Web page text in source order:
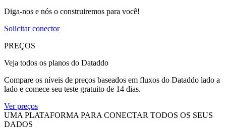
Diga-nos e nós o construiremos para você!
Solicitar conector
PREÇOS
Veja todos os planos do Dataddo
Compare os níveis de preços baseados em fluxos do Dataddo lado a
lado e comece seu teste gratuito de 14 dias.
Ver preços
UMA PLATAFORMA PARA CONECTAR TODOS OS SEUS
DADOS